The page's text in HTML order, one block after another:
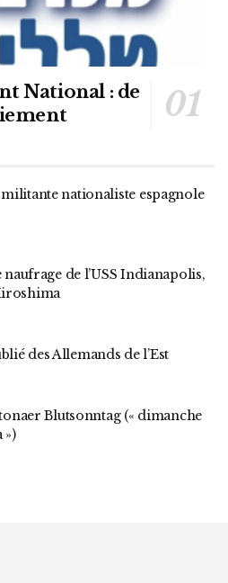
National : de
nationaliste espagnole
naufrage de l’USS Indianapolis,
des Allemands de l’Est
Blutsonntag (« dimanche
»)